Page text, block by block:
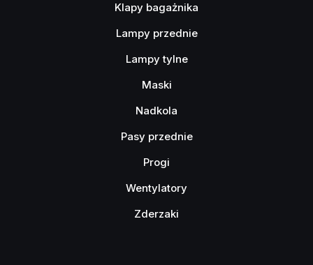
Klapy bagażnika
Lampy przednie
Lampy tylne
Maski
Nadkola
Pasy przednie
Progi
Wentylatory
Zderzaki